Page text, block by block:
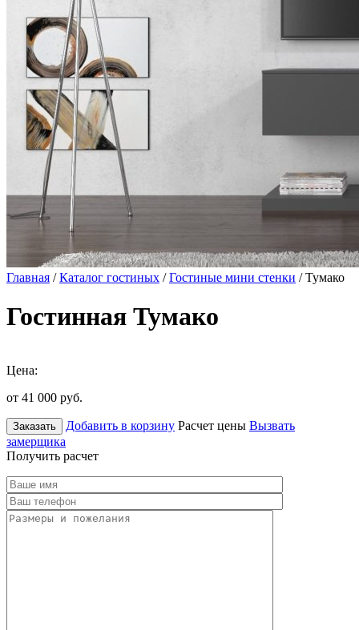
Главная /Каталог гостиных /Гостиные мини стенки / Тумако
Гостинная Тумако
Цена:
от 41 000 руб.
Заказать Добавить в корзину Расчет цены Вызвать
замерщика
Получить расчет